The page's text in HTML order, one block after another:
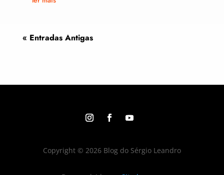
« Entradas Antigas
Copyright © 2026 Blog do Sérgio Leandro